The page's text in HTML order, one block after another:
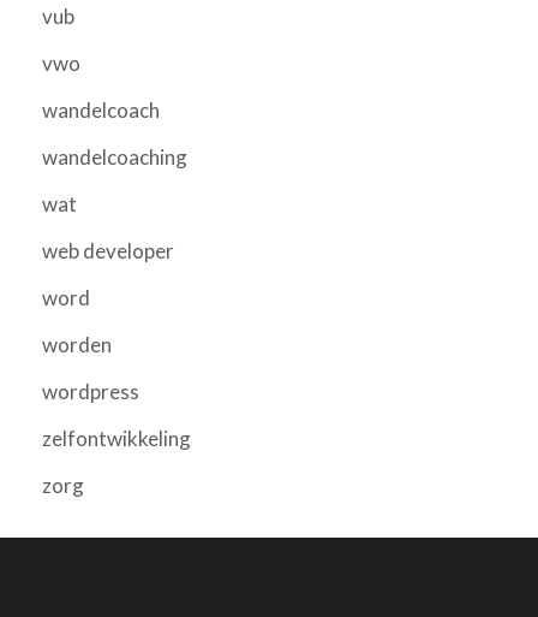
vub
vwo
wandelcoach
wandelcoaching
wat
web developer
word
worden
wordpress
zelfontwikkeling
zorg